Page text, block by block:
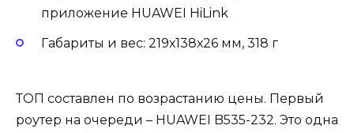
приложение HUAWEI HiLink
Габариты и вес: 219х138х26 мм, 318 г
ТОП составлен по возрастанию цены. Первый
роутер на очереди – HUAWEI B535-232. Это одна